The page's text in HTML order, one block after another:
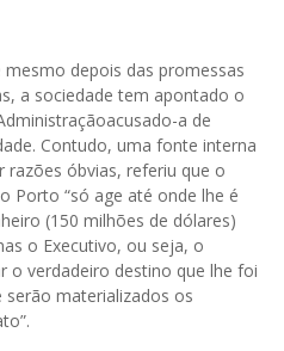
depois das promessas
a sociedade tem apontado o
a de
Contudo, uma fonte interna
óbvias, referiu que o
Porto “só age até onde lhe é
(150 milhões de dólares)
o Executivo, ou seja, o
o verdadeiro destino que lhe foi
materializados os